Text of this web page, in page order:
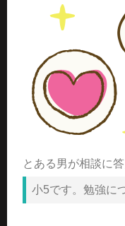
とある男が相談に
小5です。勉強に